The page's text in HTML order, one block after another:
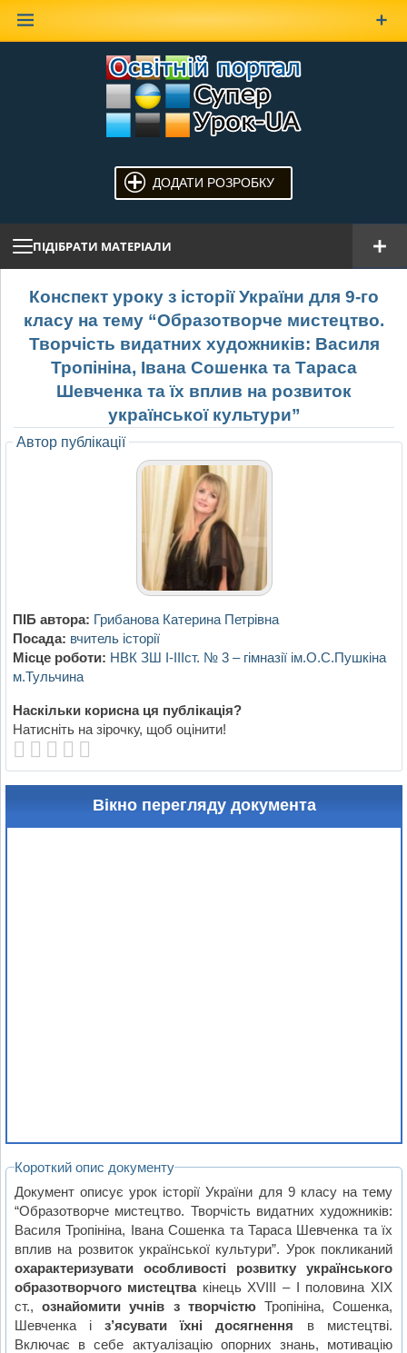
ДОДАТИ РОЗРОБКУ
ПІДІБРАТИ МАТЕРІАЛИ
Конспект уроку з історії України для 9-го
класу на тему “Образотворче мистецтво.
Творчість видатних художників: Василя
Тропініна, Івана Сошенка та Тараса
Шевченка та їх вплив на розвиток
української культури”
Автор публікації
ПІБ автора: Грибанова Катерина Петрівна
Посада: вчитель історії
Місце роботи: НВК ЗШ І-ІІІст. № 3 – гімназії ім.О.С.Пушкіна
м.Тульчина
Наскільки корисна ця публікація?
Натисніть на зірочку, щоб оцінити!
Вікно перегляду документа
Короткий опис документу
Документ описує урок історії України для 9 класу на тему
“Образотворче мистецтво. Творчість видатних художників:
Василя Тропініна, Івана Сошенка та Тараса Шевченка та їх
вплив на розвиток української культури”. Урок покликаний
охарактеризувати особливості розвитку українського
образотворчого мистецтвакінець ХVIII – І половина XIХ
ст.,ознайомити учнів з творчістю Тропініна, Сошенка,
Шевченка із’ясувати їхні досягнення в мистецтві.
Включає в себе актуалізацію опорних знань, мотивацію